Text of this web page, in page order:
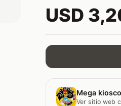
USD
Mega
Ver sitio web